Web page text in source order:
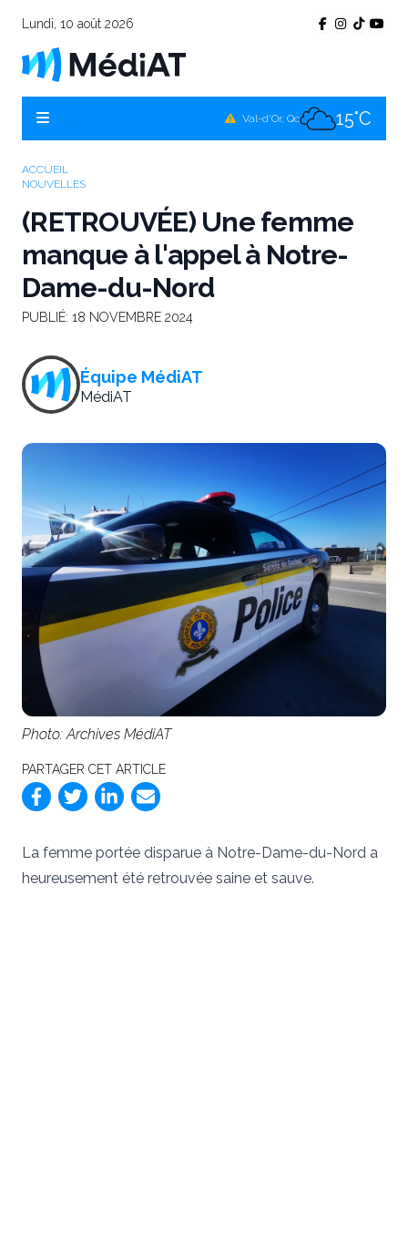
Lundi, 10 août 2026
Val-d'Or, Qc 15°C
ACCUEIL
NOUVELLES
(RETROUVÉE) Une femme
manque à l'appel à Notre-
Dame-du-Nord
PUBLIÉ: 18 NOVEMBRE 2024
Équipe MédiAT
MédiAT
Photo: Archives MédiAT
PARTAGER CET ARTICLE
La femme portée disparue à Notre-Dame-du-Nord a
heureusement été retrouvée saine et sauve.